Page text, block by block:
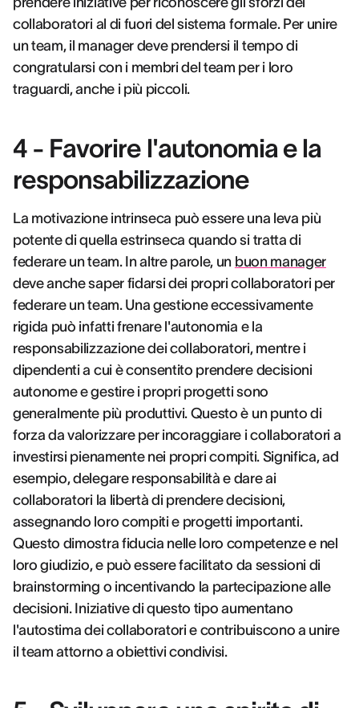
collaboratori al di fuori del sistema formale. Per unire
un team, il manager deve prendersi il tempo di
congratularsi con i membri del team per i loro
traguardi, anche i più piccoli.
4 - Favorire l'autonomia e la
responsabilizzazione
La motivazione intrinseca può essere una leva più
potente di quella estrinseca quando si tratta di
federare un team. In altre parole, un buon manager
deve anche saper fidarsi dei propri collaboratori per
federare un team. Una gestione eccessivamente
rigida può infatti frenare l'autonomia e la
responsabilizzazione dei collaboratori, mentre i
dipendenti a cui è consentito prendere decisioni
autonome e gestire i propri progetti sono
generalmente più produttivi. Questo è un punto di
forza da valorizzare per incoraggiare i collaboratori a
investirsi pienamente nei propri compiti. Significa, ad
esempio, delegare responsabilità e dare ai
collaboratori la libertà di prendere decisioni,
assegnando loro compiti e progetti importanti.
Questo dimostra fiducia nelle loro competenze e nel
loro giudizio, e può essere facilitato da sessioni di
brainstorming o incentivando la partecipazione alle
decisioni. Iniziative di questo tipo aumentano
l'autostima dei collaboratori e contribuiscono a unire
il team attorno a obiettivi condivisi.